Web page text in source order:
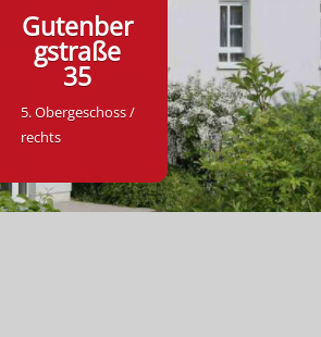
Gutenber
gstraße
35
5. Obergeschoss /
rechts